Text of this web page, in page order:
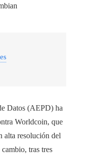
Datos (AEPD) ha
Worldcoin, que
alta resolución del
tras tres